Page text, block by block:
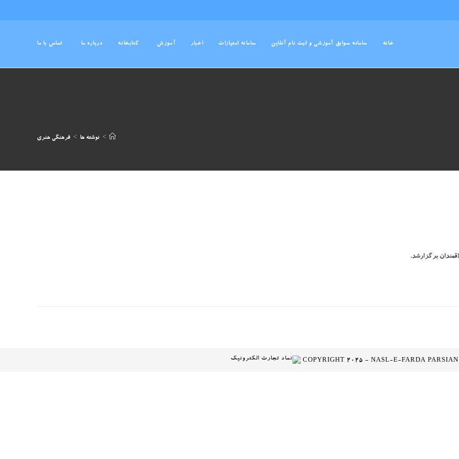
خانه سامانه سوابق آموزشی و ثبت نام آنلاین سامانه امتیازات اخبار آموزش کتابخانه درباره ما تماس با ما
> نوشته ها > فرهنگی هنری
برگزارشد.
COPYRIGHT 2025 - NASL-E-FARDA PARSIAN